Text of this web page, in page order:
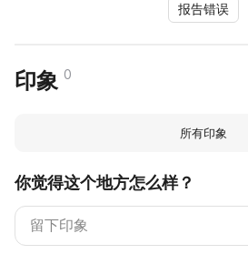
报告错误
印象 0
所有印象
你觉得这个地方怎么样？